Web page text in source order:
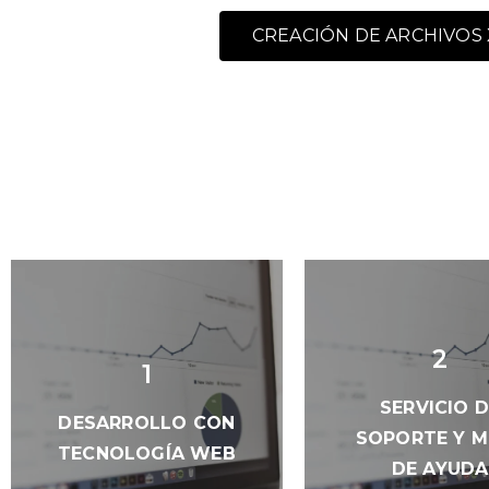
CREACIÓN DE ARCHIVOS
1
DESARROLLO CON
TECNOLOGÍA WEB
2
SERVICIO
SOPORTE Y
DE AYUDA